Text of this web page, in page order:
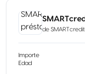
de
Importe
Edad